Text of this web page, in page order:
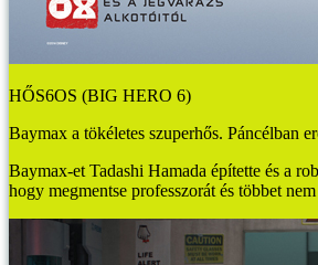
HŐS6OS (BIG HERO 6)
Baymax a tökéletes szuperhős. Páncélban
Baymax-et Tadashi Hamada építette és a
hogy megmentse professzorát és többet